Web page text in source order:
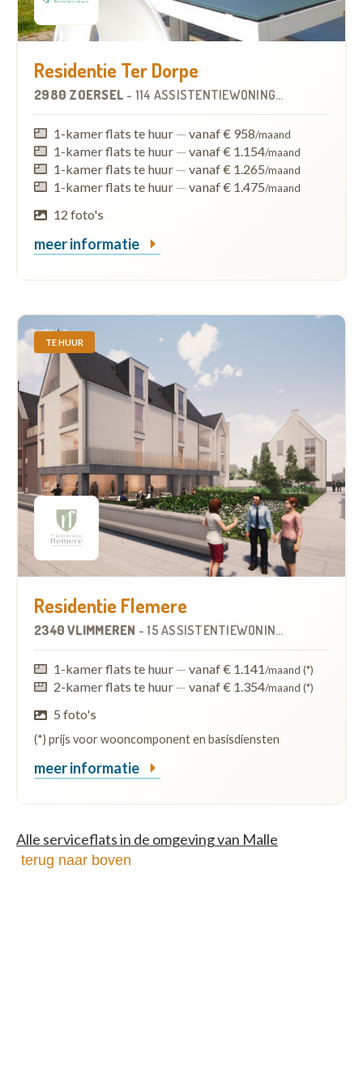
Residentie Ter Dorpe
2980 ZOERSEL - 114 ASSISTENTIEWONINGEN
1-kamer flats te huur — vanaf € 958/maand
1-kamer flats te huur — vanaf € 1.154/maand
1-kamer flats te huur — vanaf € 1.265/maand
1-kamer flats te huur — vanaf € 1.475/maand
12 foto's
meer informatie
TE HUUR
Residentie Flemere
2340 VLIMMEREN -15 ASSISTENTIEWONINGEN
1-kamer flats te huur — vanaf € 1.141/maand (*)
2-kamer flats te huur — vanaf € 1.354/maand (*)
5 foto's
(*) prijs voor wooncomponent en basisdiensten
meer informatie
Alle serviceflats in de omgeving van Malle
terug naar boven